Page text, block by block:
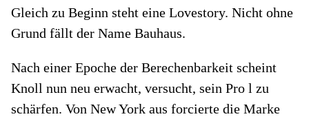
Gleich zu Beginn steht eine Lovestory. Nicht ohne
Grund fällt der Name Bauhaus.
Nach einer Epoche der Berechenbarkeit scheint
Knoll nun neu erwacht, versucht, sein Pro l zu
schärfen. Von New York aus forcierte die Marke